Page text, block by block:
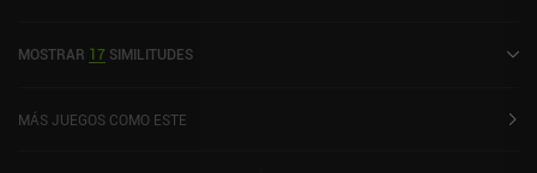
actual de 3,9 sobre 5,0 en Google Play y de 3,5 sobre 5,0 en la App
MOSTRAR 17 SIMILITUDES
MÁS JUEGOS COMO ESTE